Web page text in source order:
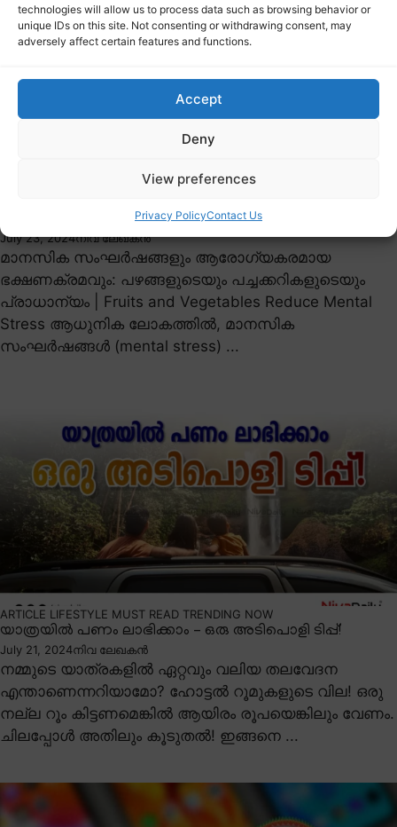
technologies will allow us to process data such as browsing behavior or
unique IDs on this site. Not consenting or withdrawing consent, may
adversely affect certain features and functions.
Accept
Deny
View preferences
Privacy PolicyContact Us
July 23, 2024നിവ ലേഖകൻ
മാനസിക സംഘർഷങ്ങളും ആരോഗ്യകരമായ
ഭക്ഷണക്രമവും: പഴങ്ങളുടെയും പച്ചക്കറികളുടെയും
പ്രാധാന്യം | Fruits and Vegetables Reduce Mental
Stress ആധുനിക ലോകത്തിൽ, മാനസിക
സംഘർഷങ്ങൾ (mental stress) ...
ARTICLE LIFESTYLE MUST READ TRENDING NOW
യാത്രയിൽ പണം ലാഭിക്കാം – ഒരു അടിപൊളി ടിപ്പ്!
July 21, 2024നിവ ലേഖകൻ
നമ്മുടെ യാത്രകളിൽ ഏറ്റവും വലിയ തലവേദന
എന്താണെന്നറിയാമോ? ഹോട്ടൽ റൂമുകളുടെ വില! ഒരു
നല്ല റൂം കിട്ടണമെങ്കിൽ ആയിരം രൂപയെങ്കിലും വേണം.
ചിലപ്പോൾ അതിലും കൂടുതൽ! ഇങ്ങനെ ...